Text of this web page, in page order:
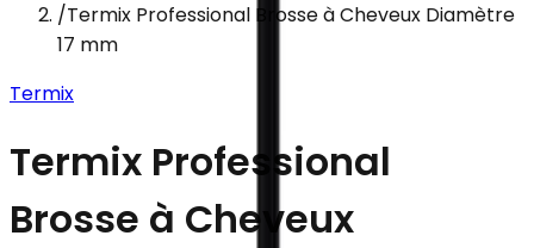
/Termix Professional Brosse à Cheveux Diamètre
17 mm
Termix
Termix Professional
Brosse à Cheveux